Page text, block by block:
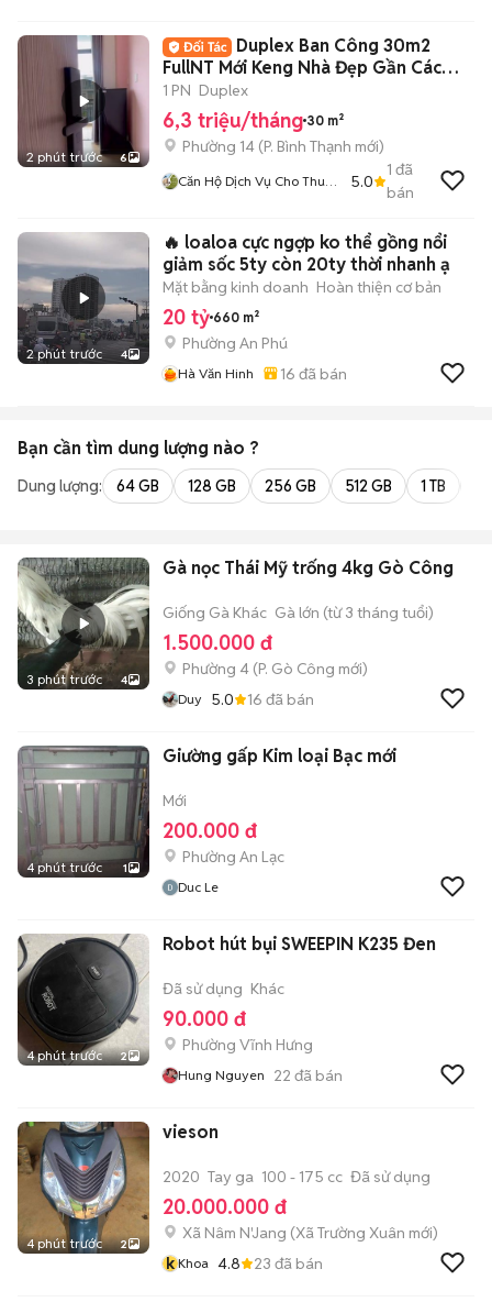
2 phút trước 6
Duplex Ban Công 30m2
FullNT Mới Keng Nhà Đẹp Gần Các
Trường Đại Học
1 PN Duplex
6,3 triệu/tháng 30 m²
Phường 14 (P. Bình Thạnh mới)
Căn Hộ Dịch Vụ Cho Thuê
5.0
1 đã
bán
2 phút trước 4
🔥 loaloa cực ngợp ko thể gồng nổi
giảm sốc 5ty còn 20ty thời nhanh ạ
Mặt bằng kinh doanh Hoàn thiện cơ bản
20 tỷ 660 m²
Phường An Phú
Hà Văn Hinh 16 đã bán
Bạn cần tìm dung lượng nào ?
Dung lượng: 64 GB 128 GB 256 GB 512 GB 1 TB
3 phút trước 4
Gà nọc Thái Mỹ trống 4kg Gò Công
Giống Gà Khác Gà lớn (từ 3 tháng tuổi)
1.500.000 đ
Phường 4 (P. Gò Công mới)
Duy 5.0 16 đã bán
4 phút trước 1
Giường gấp Kim loại Bạc mới
Mới
200.000 đ
Phường An Lạc
Duc Le
4 phút trước 2
Robot hút bụi SWEEPIN K235 Đen
Đã sử dụng Khác
90.000 đ
Phường Vĩnh Hưng
Hung Nguyen 22 đã bán
4 phút trước 2
vieson
2020 Tay ga 100 - 175 cc Đã sử dụng
20.000.000 đ
Xã Nâm N'Jang (Xã Trường Xuân mới)
k Khoa 4.8 23 đã bán